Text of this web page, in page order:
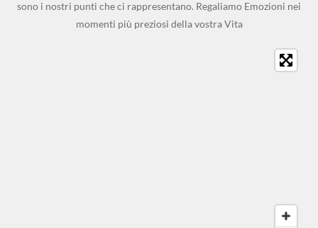
sono i nostri punti che ci rappresentano. Regaliamo Emozioni nei
momenti più preziosi della vostra Vita